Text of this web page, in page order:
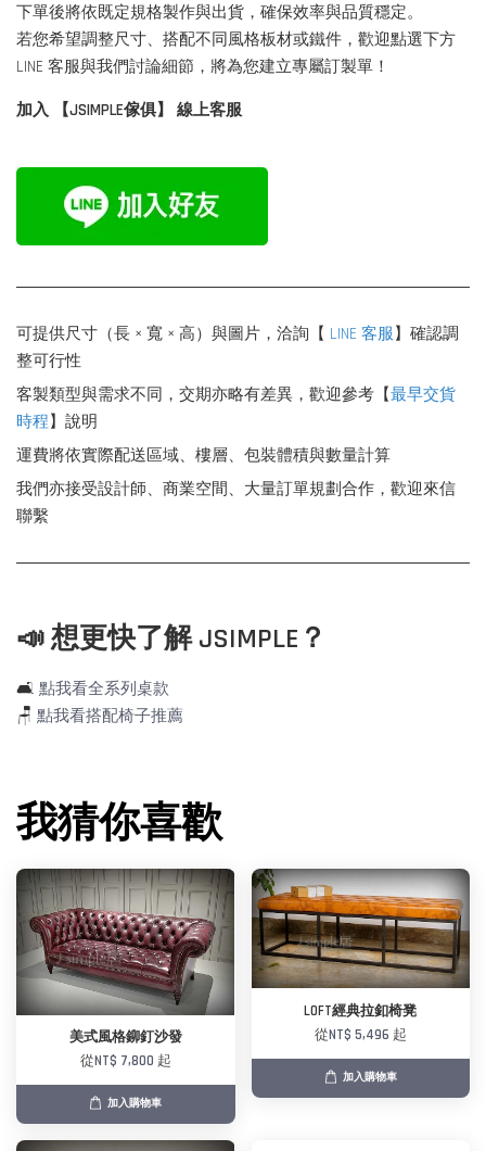
下單後將依既定規格製作與出貨，確保效率與品質穩定。
若您希望調整尺寸、搭配不同風格板材或鐵件，歡迎點選下方
LINE 客服與我們討論細節，將為您建立專屬訂製單！
加入 【JSIMPLE傢俱】 線上客服
可提供尺寸（長 × 寬 × 高）與圖片，洽詢【 LINE 客服】確認調
整可行性
客製類型與需求不同，交期亦略有差異，歡迎參考【最早交貨
時程】說明
運費將依實際配送區域、樓層、包裝體積與數量計算
我們亦接受設計師、商業空間、大量訂單規劃合作，歡迎來信
聯繫
📣 想更快了解 JSIMPLE？
🛋️ 點我看全系列桌款
🪑 點我看搭配椅子推薦
我猜你喜歡
美式風格鉚釘沙發
從NT$ 7,800 起
加入購物車
LOFT經典拉釦椅凳
從NT$ 5,496 起
加入購物車